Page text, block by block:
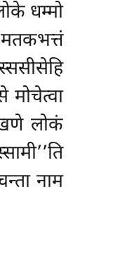
धम्मो
मोचेत्वा
खणे लोकं
नाम